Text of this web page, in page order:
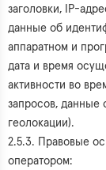
заголовки, IP-
данные об
аппаратном и
дата и время
активности во
запросов, данные
геолокации).
2.5.3. Правовые
оператором: